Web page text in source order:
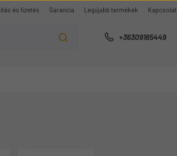
és fizetés Garancia Legújabb termékek Kapcsolat
+36309165449